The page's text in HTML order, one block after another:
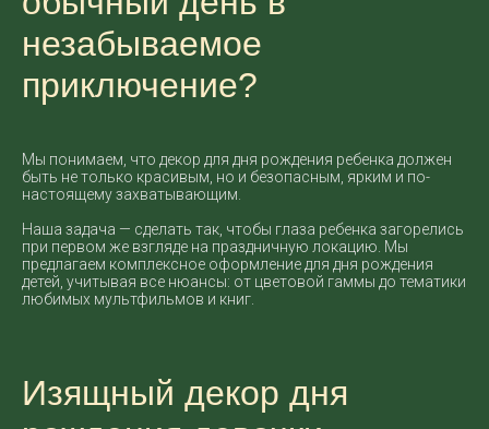
незабываемое
приключение?
Мы понимаем, что декор для дня рождения ребенка должен
быть не только красивым, но и безопасным, ярким и по-
настоящему захватывающим.
Наша задача — сделать так, чтобы глаза ребенка загорелись
при первом же взгляде на праздничную локацию. Мы
предлагаем комплексное оформление для дня рождения
детей, учитывая все нюансы: от цветовой гаммы до тематики
любимых мультфильмов и книг.
Изящный декор дня